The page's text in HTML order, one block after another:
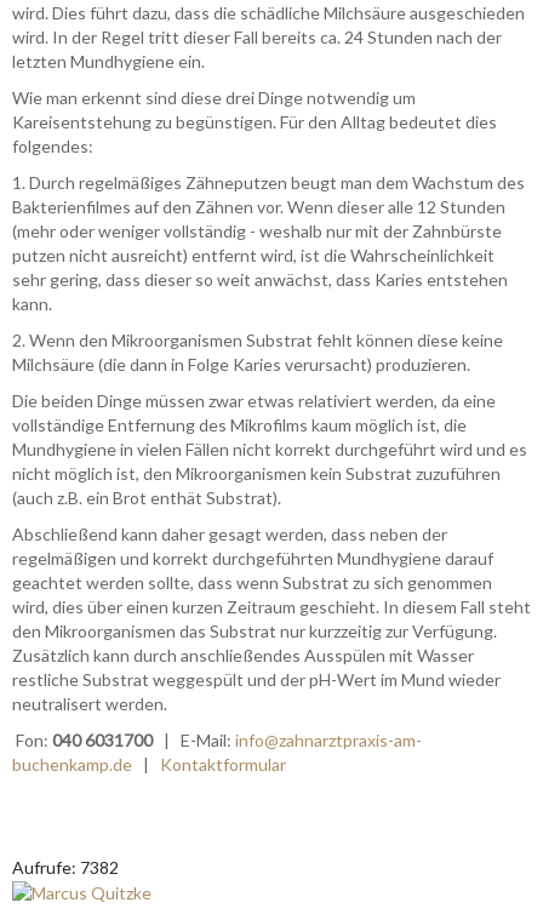
wird. Dies führt dazu, dass die schädliche Milchsäure ausgeschieden
wird. In der Regel tritt dieser Fall bereits ca. 24 Stunden nach der
letzten Mundhygiene ein.
Wie man erkennt sind diese drei Dinge notwendig um
Kareisentstehung zu begünstigen. Für den Alltag bedeutet dies
folgendes:
1. Durch regelmäßiges Zähneputzen beugt man dem Wachstum des
Bakterienfilmes auf den Zähnen vor. Wenn dieser alle 12 Stunden
(mehr oder weniger vollständig - weshalb nur mit der Zahnbürste
putzen nicht ausreicht) entfernt wird, ist die Wahrscheinlichkeit
sehr gering, dass dieser so weit anwächst, dass Karies entstehen
kann.
2. Wenn den Mikroorganismen Substrat fehlt können diese keine
Milchsäure (die dann in Folge Karies verursacht) produzieren.
Die beiden Dinge müssen zwar etwas relativiert werden, da eine
vollständige Entfernung des Mikrofilms kaum möglich ist, die
Mundhygiene in vielen Fällen nicht korrekt durchgeführt wird und es
nicht möglich ist, den Mikroorganismen kein Substrat zuzuführen
(auch z.B. ein Brot enthät Substrat).
Abschließend kann daher gesagt werden, dass neben der
regelmäßigen und korrekt durchgeführten Mundhygiene darauf
geachtet werden sollte, dass wenn Substrat zu sich genommen
wird, dies über einen kurzen Zeitraum geschieht. In diesem Fall steht
den Mikroorganismen das Substrat nur kurzzeitig zur Verfügung.
Zusätzlich kann durch anschließendes Ausspülen mit Wasser
restliche Substrat weggespült und der pH-Wert im Mund wieder
neutralisert werden.
Fon: 040 6031700| E-Mail: info@zahnarztpraxis-am-
buchenkamp.de | Kontaktformular
Aufrufe: 7382